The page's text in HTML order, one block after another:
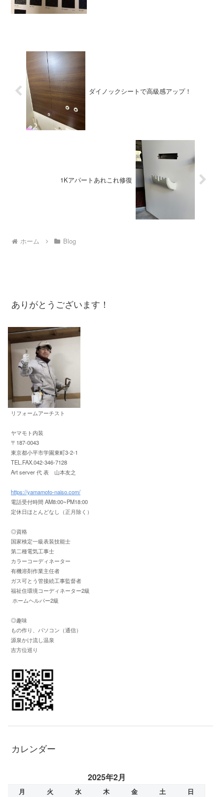
ダイノックシートで高級感アップ！
1Kアパートあれこれ修復
ホーム Blog
ありがとうございます！
リフォームアーチスト
ヤマモト内装
〒187-0043
東京都小平市学園東町3-2-1
TEL.FAX.042-346-7128
Art server 代 表 山本友之
https://yamamoto-naiso.com/
電話受付時間 AM8:00~PM18:00
定休日ほとんどなし（正月除く）
◎資格
国家検定一級表装技能士
第二種電気工事士
カラーコーディネーター
有機溶剤作業主任者
ガス可とう管接続工事監督者
福祉住環境コーディネーター2級
ホームヘルパー2級
◎趣味
もの作り、パソコン（通信）
源泉かけ流し温泉
吉方位巡り
カレンダー
2025年2月
月 火 水 木 金 土 日